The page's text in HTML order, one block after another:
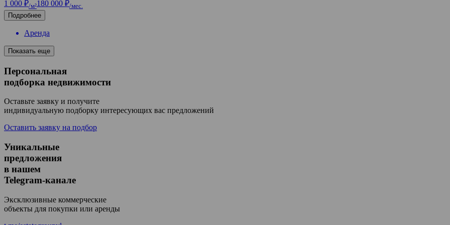
1 000 ₽/м²180 000 ₽/мес.
Подробнее
Аренда
Показать еще
Персональная
подборка недвижимости
Оставьте заявку и получите
индивидуальную подборку интересующих вас предложений
Оставить заявку на подбор
Уникальные
предложения
в нашем
Telegram-канале
Эксклюзивные коммерческие
объекты для покупки или аренды